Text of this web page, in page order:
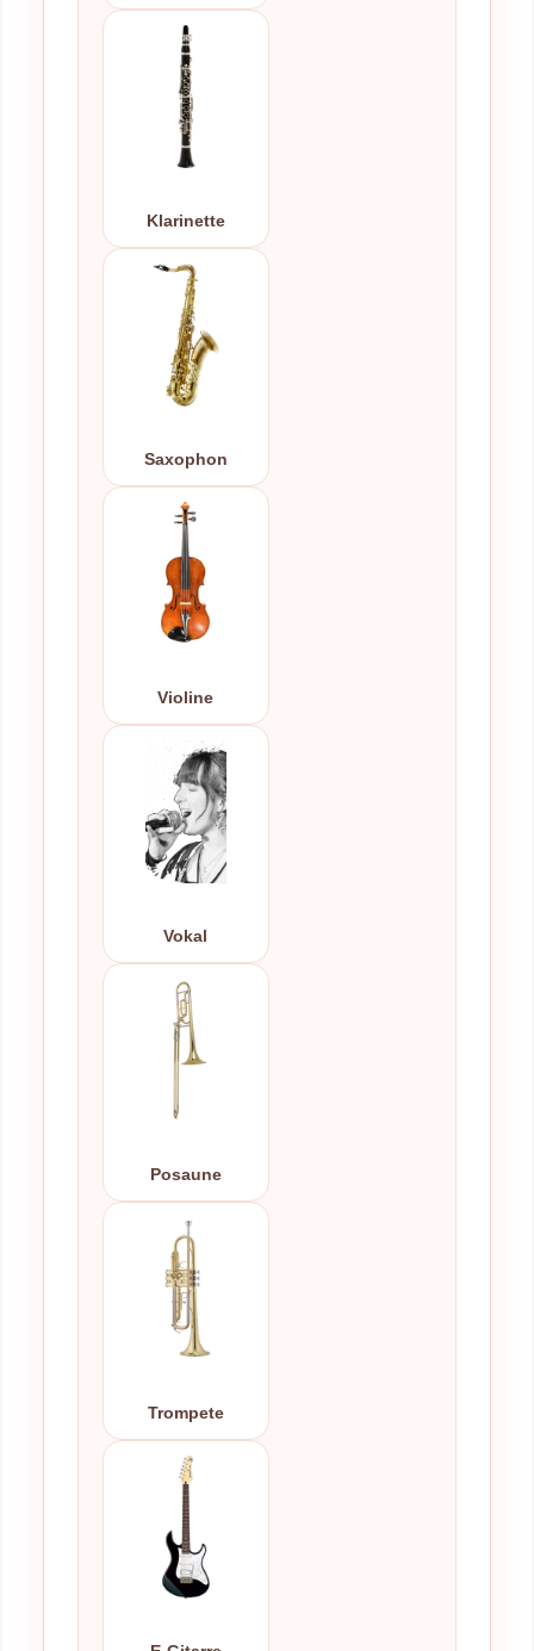
Klarinette
Saxophon
Violine
Vokal
Posaune
Trompete